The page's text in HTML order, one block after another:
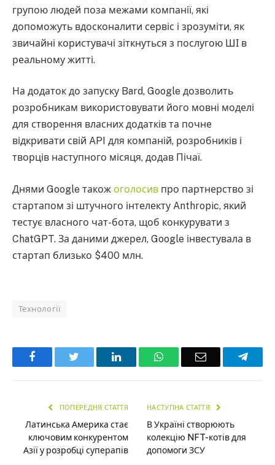
групою людей поза межами компанії, які
допоможуть вдосконалити сервіс і зрозуміти, як
звичайні користувачі зіткнуться з послугою ШІ в
реальному житті.
На додаток до запуску Bard, Google дозволить
розробникам використовувати його мовні моделі
для створення власних додатків та почне
відкривати свій API для компаній, розробників і
творців наступного місяця, додав Пічаї.
Днями Google також оголосив про партнерство зі
стартапом зі штучного інтелекту Anthropic, який
тестує власного чат-бота, щоб конкурувати з
ChatGPT. За даними джерел, Google інвестувала в
стартап близько $400 млн.
Технології
Facebook LinkedInWhatsAppEmail
ПОПЕРЕДНЯ СТАТТЯ
Латинська Америка стає
ключовим конкурентом
Азії у розробці суперапів
НАСТУПНА СТАТТЯ
В Україні створюють
колекцію NFT-котів для
допомоги ЗСУ